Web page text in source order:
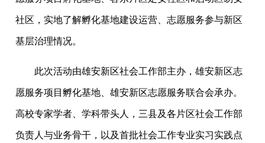
社区，实地了解孵化基地建设运营、志愿服务参与新区
基层治理情况。
此次活动由雄安新区社会工作部主办，雄安新区志
愿服务项目孵化基地、雄安新区志愿服务联合会承办。
高校专家学者、学科带头人，三县及各片区社会工作部
负责人与业务骨干，以及首批社会工作专业实习实践点